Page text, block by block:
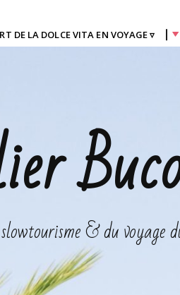
DE LA DOLCE VITA EN VOYAGE ▿
& du voyage